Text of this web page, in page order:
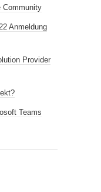
Community
Anmeldung
Provider
Teams